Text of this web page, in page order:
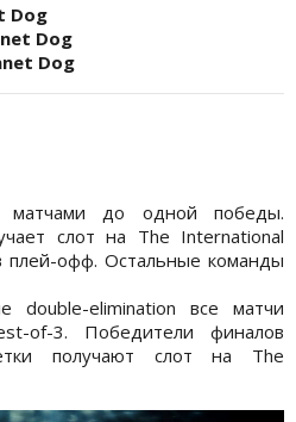
Dog
Dog
Dog
матчами до одной победы.
слот на The International
плей-офф. Остальные команды
double-elimination все матчи
of-3. Победители финалов
получают слот на The